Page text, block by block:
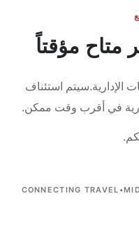
متاح مؤقتاً
الإدارية.سيتم استئناف
في أقرب وقت ممكن.
CONNECTING TRAVEL •